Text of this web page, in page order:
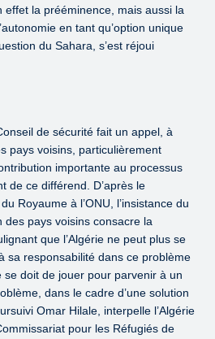
effet la prééminence, mais aussi la
en tant qu’option unique
du Sahara, s’est réjoui
de sécurité fait un appel, à
pays voisins, particulièrement
importante au processus
de ce différend. D’après le
Royaume à l’ONU, l’insistance du
des pays voisins consacre la
que l’Algérie ne peut plus se
sa responsabilité dans ce problème
se doit de jouer pour parvenir à un
dans le cadre d’une solution
Omar Hilale, interpelle l’Algérie
pour les Réfugiés de